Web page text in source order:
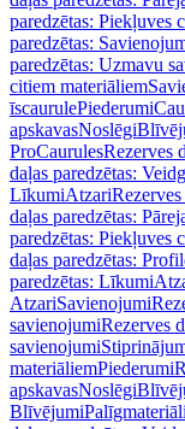
paredzētas: Piekļuves
paredzētas:
paredzētas: Uzmavu
citiem materiāliem
īscaurulePiederumi
apskavasNoslēgi
ProCaurulesRezerves
daļas paredzētas:
LīkumiAtzari
daļas paredzētas:
paredzētas: Piekļuves
daļas paredzētas:
paredzētas: Līkumi
AtzariSavienojumi
savienojumiRezerves
savienojumi
materiāliemPiederumi
apskavasNoslēgi
BlīvējumiPalīgmateriāli